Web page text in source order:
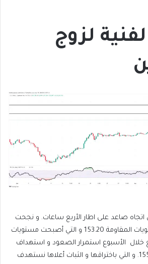
لزوج
اتجاه صاعد على اطار الأربع ساعات. و نجحت
الأسعار في اختراق مستويات المقاومة 153.20 و التي أصبحت مستويات
خلال الأسبوع استمرار الصعود و استهداف
مستويات المقاومة 155.05. و التي باختراقها و الثبات أعلاها نستهدف